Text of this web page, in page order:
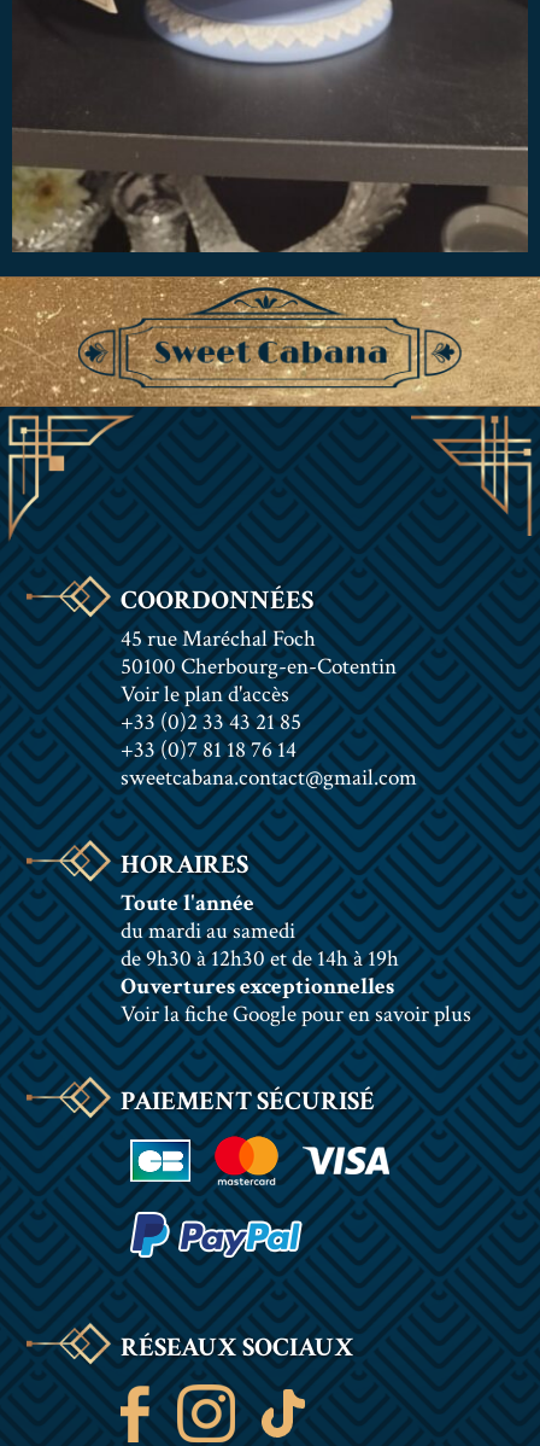
COORDONNÉES
45 rue Maréchal Foch
50100 Cherbourg-en-Cotentin
Voir le plan d'accès
+33 (0)2 33 43 21 85
+33 (0)7 81 18 76 14
sweetcabana.contact@gmail.com
HORAIRES
Toute l'année
du mardi au samedi
de 9h30 à 12h30 et de 14h à 19h
Ouvertures exceptionnelles
Voir la fiche Google pour en savoir plus
PAIEMENT SÉCURISÉ
RÉSEAUX SOCIAUX